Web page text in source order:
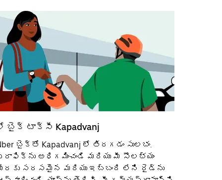
బైక్ టాక్సీ Kapadvanj
బైక్‌తో Kapadvanj లో తిరగడం సులభం.
అధిగమించండి మరియు మీ సౌలభ్యం
సరసమైన మరియు ఇబ్బంది లేని రైడ్‌ను